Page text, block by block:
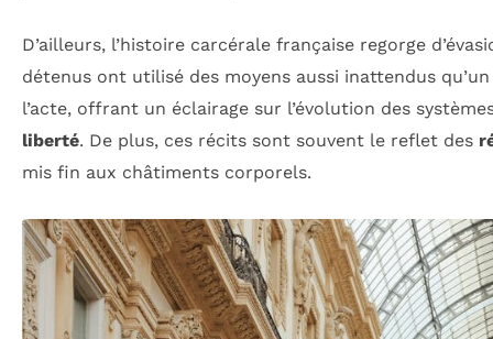
D’ailleurs, l’histoire carcérale française regorge
détenus ont utilisé des moyens aussi inattendus
l’acte, offrant un éclairage sur l’évolution des
liberté. De plus, ces récits sont souvent le reflet des
mis fin aux châtiments corporels.